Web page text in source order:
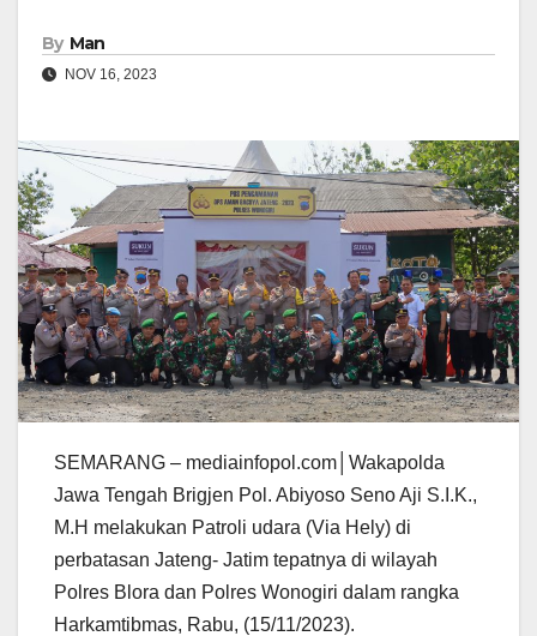
By Man
NOV 16, 2023
SEMARANG – mediainfopol.com│Wakapolda
Jawa Tengah Brigjen Pol. Abiyoso Seno Aji S.I.K.,
M.H melakukan Patroli udara (Via Hely) di
perbatasan Jateng- Jatim tepatnya di wilayah
Polres Blora dan Polres Wonogiri dalam rangka
Harkamtibmas, Rabu, (15/11/2023).